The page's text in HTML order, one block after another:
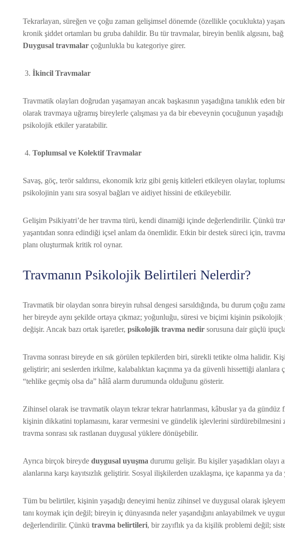
Tekrarlayan, süreğen ve çoğu zaman gelişimsel dönemde (özellikle çocuklukta)
kronik şiddet ortamları bu gruba dahildir. Bu tür travmalar, bireyin benlik algısını,
Duygusal travmalar çoğunlukla bu kategoriye girer.
İkincil Travmalar
Travmatik olayları doğrudan yaşamayan ancak başkasının yaşadığına tanıklık eden
olarak travmaya uğramış bireylerle çalışması ya da bir ebeveynin çocuğunun
psikolojik etkiler yaratabilir.
Toplumsal ve Kolektif Travmalar
Savaş, göç, terör saldırısı, ekonomik kriz gibi geniş kitleleri etkileyen olaylar,
psikolojinin yanı sıra sosyal bağları ve aidiyet hissini de etkileyebilir.
Gelişim Psikiyatri’de her travma türü, kendi dinamiği içinde değerlendirilir. Çünkü
yaşantıdan sonra edindiği içsel anlam da önemlidir. Etkin bir destek süreci için,
planı oluşturmak kritik rol oynar.
Travmanın Psikolojik Belirtileri Nelerdir?
Travmatik bir olaydan sonra bireyin ruhsal dengesi sarsıldığında, bu durum çoğu
her bireyde aynı şekilde ortaya çıkmaz; yoğunluğu, süresi ve biçimi kişinin psikolojik
değişir. Ancak bazı ortak işaretler, psikolojik travma nedir sorusuna dair güçlü
Travma sonrası bireyde en sık görülen tepkilerden biri, sürekli tetikte olma halidir.
geliştirir; ani seslerden irkilme, kalabalıktan kaçınma ya da güvenli hissettiği
“tehlike geçmiş olsa da” hâlâ alarm durumunda olduğunu gösterir.
Zihinsel olarak ise travmatik olayın tekrar tekrar hatırlanması, kâbuslar ya da
kişinin dikkatini toplamasını, karar vermesini ve gündelik işlevlerini
travma sonrası sık rastlanan duygusal yüklere dönüşebilir.
Ayrıca birçok bireyde duygusal uyuşma durumu gelişir. Bu kişiler yaşadıkları olayı
alanlarına karşı kayıtsızlık geliştirir. Sosyal ilişkilerden uzaklaşma, içe kapanma ya
Tüm bu belirtiler, kişinin yaşadığı deneyimi henüz zihinsel ve duygusal olarak
tanı koymak için değil; bireyin iç dünyasında neler yaşandığını anlayabilmek ve
değerlendirilir. Çünkü travma belirtileri, bir zayıflık ya da kişilik problemi değil;